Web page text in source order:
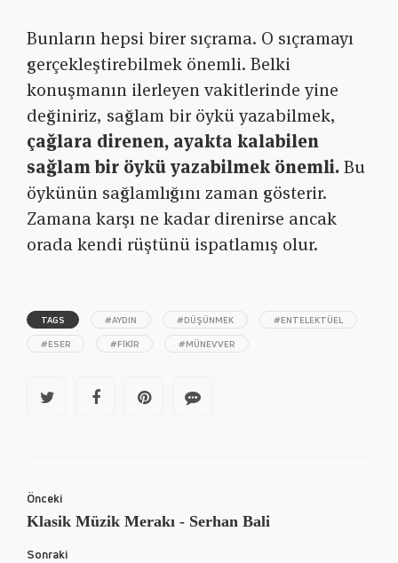
Bunların hepsi birer sıçrama. O sıçramayı
gerçekleştirebilmek önemli. Belki
konuşmanın ilerleyen vakitlerinde yine
değiniriz, sağlam bir öykü yazabilmek,
çağlara direnen, ayakta kalabilen
sağlam bir öykü yazabilmek önemli.Bu
öykünün sağlamlığını zaman gösterir.
Zamana karşı ne kadar direnirse ancak
orada kendi rüştünü ispatlamış olur.
TAGS #AYDIN #DÜŞÜNMEK
#ENTELEKTÜEL
#ESER
#FIKIR #MÜNEVVER
Önceki
Klasik Müzik Merakı - Serhan Bali
Sonraki